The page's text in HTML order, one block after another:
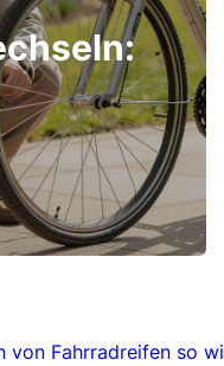
von Fahrradreifen so